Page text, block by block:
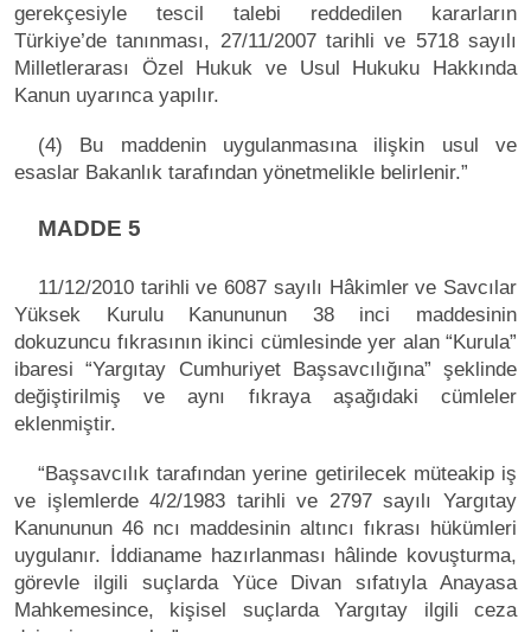
gerekçesiyle tescil talebi reddedilen kararların
Türkiye’de tanınması, 27/11/2007 tarihli ve 5718 sayılı
Milletlerarası Özel Hukuk ve Usul Hukuku Hakkında
Kanun uyarınca yapılır.
(4) Bu maddenin uygulanmasına ilişkin usul ve
esaslar Bakanlık tarafından yönetmelikle belirlenir.”
MADDE 5
11/12/2010 tarihli ve 6087 sayılı Hâkimler ve Savcılar
Yüksek Kurulu Kanununun 38 inci maddesinin
dokuzuncu fıkrasının ikinci cümlesinde yer alan “Kurula”
ibaresi “Yargıtay Cumhuriyet Başsavcılığına” şeklinde
değiştirilmiş ve aynı fıkraya aşağıdaki cümleler
eklenmiştir.
“Başsavcılık tarafından yerine getirilecek müteakip iş
ve işlemlerde 4/2/1983 tarihli ve 2797 sayılı Yargıtay
Kanununun 46 ncı maddesinin altıncı fıkrası hükümleri
uygulanır. İddianame hazırlanması hâlinde kovuşturma,
görevle ilgili suçlarda Yüce Divan sıfatıyla Anayasa
Mahkemesince, kişisel suçlarda Yargıtay ilgili ceza